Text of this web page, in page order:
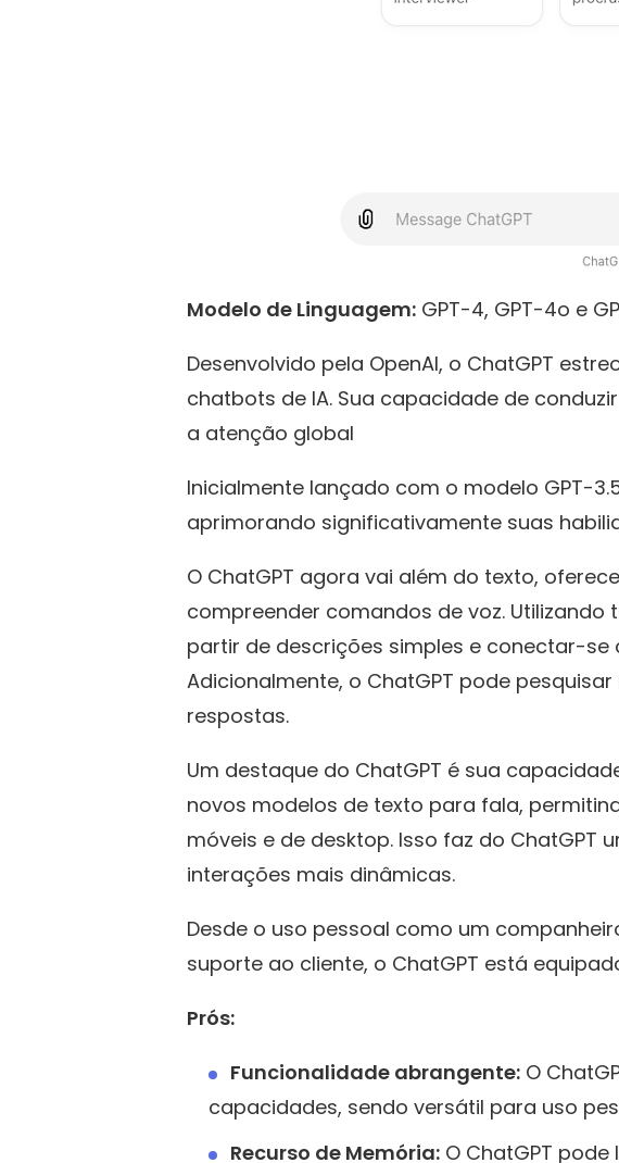
Modelo de Linguagem: GPT-4, GPT-4o e
Desenvolvido pela OpenAI, o ChatGPT
chatbots de IA. Sua capacidade de
a atenção global
Inicialmente lançado com o modelo GPT-
aprimorando significativamente suas
O ChatGPT agora vai além do texto,
compreender comandos de voz. Utilizando
partir de descrições simples e conectar-
Adicionalmente, o ChatGPT pode
respostas.
Um destaque do ChatGPT é sua
novos modelos de texto para fala,
móveis e de desktop. Isso faz do
interações mais dinâmicas.
Desde o uso pessoal como um
suporte ao cliente, o ChatGPT está
Prós:
Funcionalidade abrangente: O
capacidades, sendo versátil para uso
Recurso de Memória: O ChatGPT